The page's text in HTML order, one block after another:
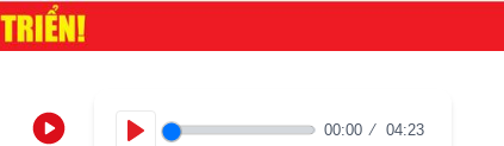
00:00 04:23